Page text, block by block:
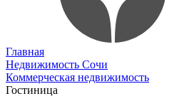
Главная
Недвижимость Сочи
Коммерческая недвижимость
Гостиница